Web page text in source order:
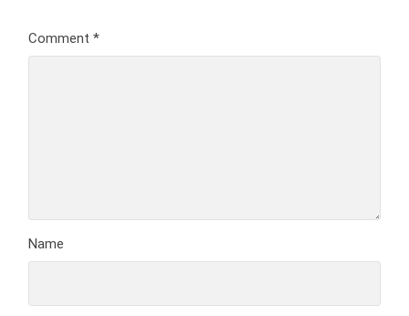
Comment*
Name